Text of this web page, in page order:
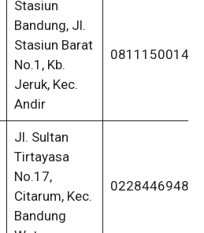
Stasiun
Bandung, Jl.
Stasiun Barat
No.1, Kb.
Jeruk, Kec.
Andir
08111500146
Jl. Sultan
Tirtayasa
No.17,
Citarum, Kec.
Bandung
02284469481